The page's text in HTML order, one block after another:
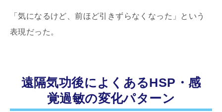
「気になるけど、前ほど引きずらなくなった」という
表現だった。
遠隔気功後によくあるHSP・感
覚過敏の変化パターン